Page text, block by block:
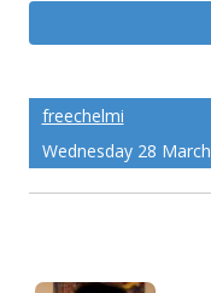
freechelmi
Wednesday 28